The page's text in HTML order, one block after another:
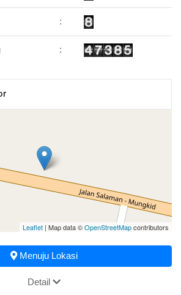
:
:
Leaflet | Map data ©OpenStreetMapcontributors
Menuju Lokasi
Detail